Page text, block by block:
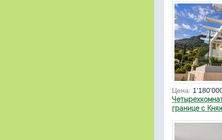
Цена:
границе с